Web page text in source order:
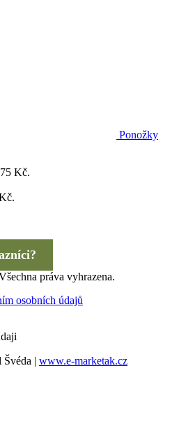
Ponožky
Kč.
práva vyhrazena.
osobních údajů
| www.e-marketak.cz